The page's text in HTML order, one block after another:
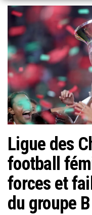
Ligue des
football
forces et
du groupe